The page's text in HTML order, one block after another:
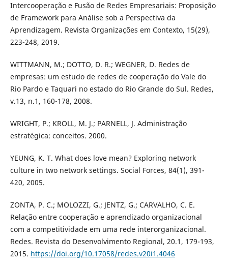
Intercooperação e Fusão de Redes Empresariais: Proposição
de Framework para Análise sob a Perspectiva da
Aprendizagem. Revista Organizações em Contexto, 15(29),
223-248, 2019.
WITTMANN, M.; DOTTO, D. R.; WEGNER, D. Redes de
empresas: um estudo de redes de cooperação do Vale do
Rio Pardo e Taquari no estado do Rio Grande do Sul. Redes,
v.13, n.1, 160-178, 2008.
WRIGHT, P.; KROLL, M. J.; PARNELL, J. Administração
estratégica: conceitos. 2000.
YEUNG, K. T. What does love mean? Exploring network
culture in two network settings. Social Forces, 84(1), 391-
420, 2005.
ZONTA, P. C.; MOLOZZI, G.; JENTZ, G.; CARVALHO, C. E.
Relação entre cooperação e aprendizado organizacional
com a competitividade em uma rede interorganizacional.
Redes. Revista do Desenvolvimento Regional, 20.1, 179-193,
2015. https://doi.org/10.17058/redes.v20i1.4046